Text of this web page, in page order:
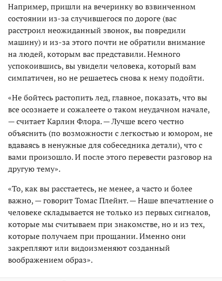
Например, пришли на вечеринку во взвинченном
состоянии из-за случившегося по дороге (вас
расстроил неожиданный звонок, вы повредили
машину) и из-за этого почти не обратили внимание
на людей, которым вас представили. Немного
успокоившись, вы увидели человека, который вам
симпатичен, но не решаетесь снова к нему подойти.
«Не бойтесь растопить лед, главное, показать, что вы
все осознаете и сожалеете о таком неудачном начале,
— считает Карлин Флора. — Лучше всего честно
объяснить (по возможности с легкостью и юмором, не
вдаваясь в ненужные для собеседника детали), что с
вами произошло. И после этого перевести разговор на
другую тему».
«То, как вы расстаетесь, не менее, а часто и более
важно, — говорит Томас Плейнт. — Наше впечатление о
человеке складывается не только из первых сигналов,
которые мы считываем при знакомстве, но и из тех,
которые получаем при прощании. Именно они
закрепляют или видоизменяют созданный
воображением образ».